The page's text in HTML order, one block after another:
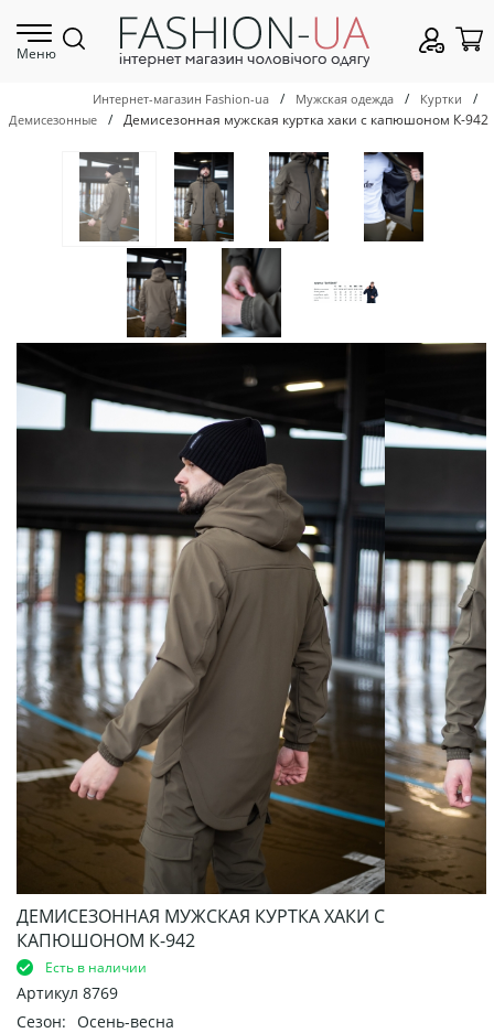
Меню
Интернет-магазин Fashion-ua / Мужская одежда / Куртки /
Демисезонные / Демисезонная мужская куртка хаки с капюшоном К-942
ДЕМИСЕЗОННАЯ МУЖСКАЯ КУРТКА ХАКИ С
КАПЮШОНОМ К-942
Есть в наличии
Артикул 8769
Сезон: Осень-весна